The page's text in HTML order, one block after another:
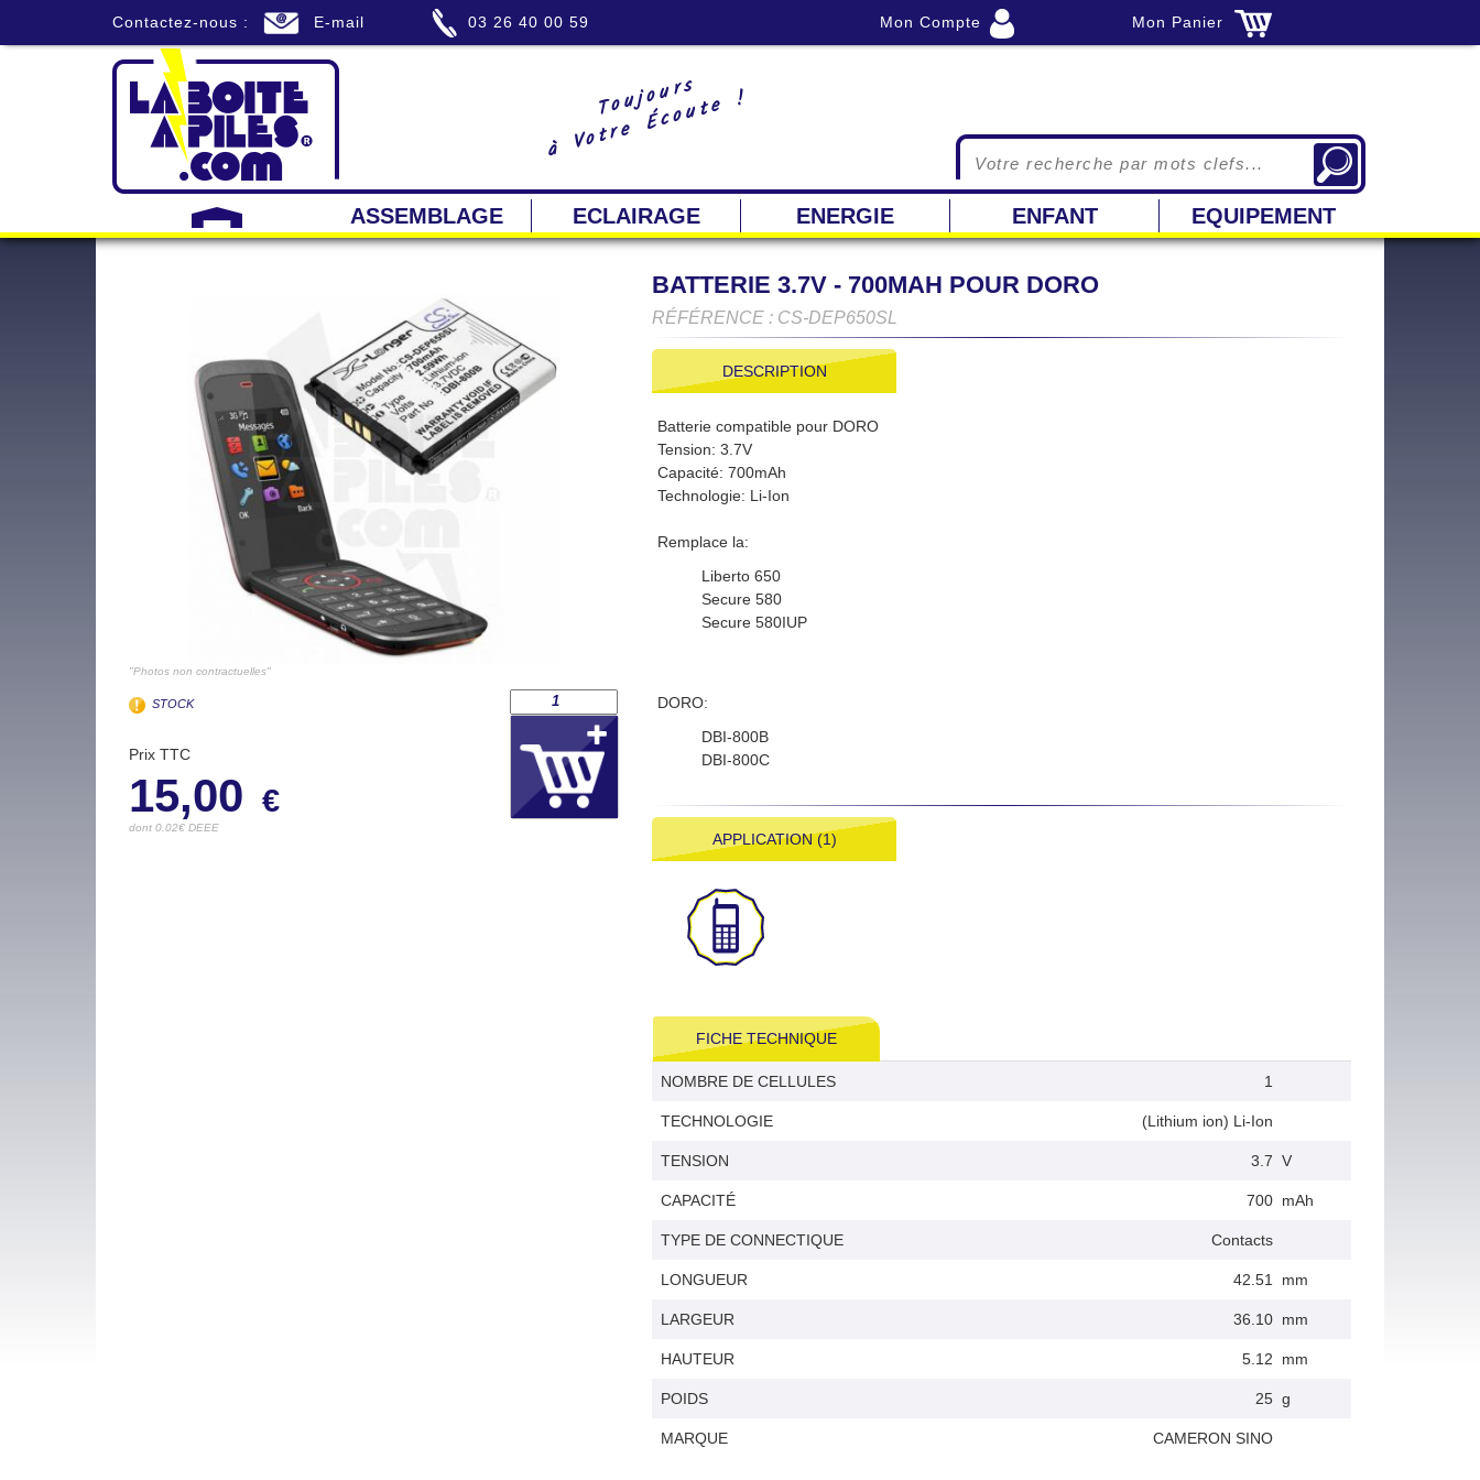
Contactez-nous : E-mail 03 26 40 00 59 Mon Compte Mon Panier
Toujours
à Votre Écoute !
ASSEMBLAGE ECLAIRAGE ENERGIE ENFANT EQUIPEMENT
BATTERIE 3.7V - 700MAH POUR DORO
RÉFÉRENCE : CS-DEP650SL
"Photos non contractuelles"
STOCK
Prix TTC
15,00 €
dont 0.02€ DEEE
DESCRIPTION
Batterie compatible pour DORO
Tension: 3.7V
Capacité: 700mAh
Technologie: Li-Ion
Remplace la:
Liberto 650
Secure 580
Secure 580IUP
DORO:
DBI-800B
DBI-800C
APPLICATION (1)
FICHE TECHNIQUE
NOMBRE DE CELLULES 1
TECHNOLOGIE (Lithium ion) Li-Ion
TENSION 3.7 V
CAPACITÉ 700 mAh
TYPE DE CONNECTIQUE Contacts
LONGUEUR 42.51 mm
LARGEUR 36.10 mm
HAUTEUR 5.12 mm
POIDS 25 g
MARQUE CAMERON SINO